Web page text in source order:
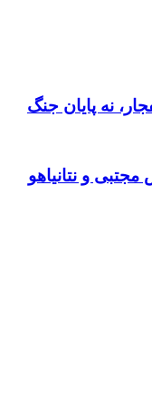
نه پایان جنگ
و نتانیاهو